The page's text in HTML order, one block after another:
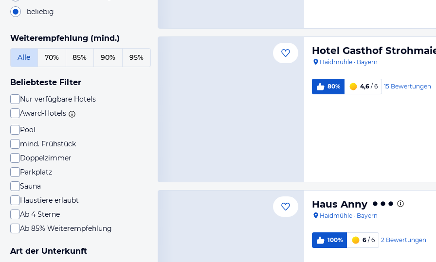
beliebig
Weiterempfehlung (mind.)
Alle 70% 85% 90% 95%
Beliebteste Filter
Nur verfügbare Hotels
Award-Hotels
Pool
mind. Frühstück
Doppelzimmer
Parkplatz
Sauna
Haustiere erlaubt
Ab 4 Sterne
Ab 85% Weiterempfehlung
Art der Unterkunft
Hotel Gasthof
Haidmühle · Bayern
80% 4,6 / 6 15 Bewertungen
Haus Anny
Haidmühle · Bayern
100% 6 / 6 2 Bewertungen